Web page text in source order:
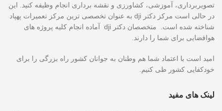
تصویربرداری، آموزشی، کشاورزی و نقشه برداری انجام وظیفه کنید. این
در حالی است مرکز دکتر dji به عنوان تخصصی ترین مرکز تعمیرات پهپاد
شناخته شده است. متخصصان دکتر dji آماده انجام کلیه پروژه های
هوافضایی برای شما را دارند.
امید است با اعتماد شما هم وطنان به جوانان کشور راه بزرگی را برای
خودکفایی کشور طی کنیم.
لینک های مفید